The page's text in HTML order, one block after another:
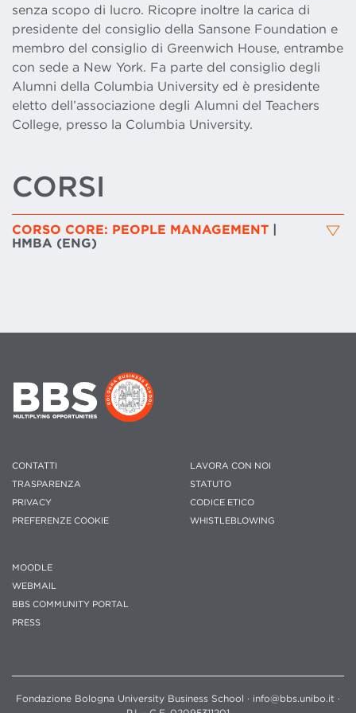
senza scopo di lucro. Ricopre inoltre la carica di
presidente del consiglio della Sansone Foundation e
membro del consiglio di Greenwich House, entrambe
con sede a New York. Fa parte del consiglio degli
Alumni della Columbia University ed è presidente
eletto dell’associazione degli Alumni del Teachers
College, presso la Columbia University.
CORSI
CORSO CORE: PEOPLE MANAGEMENT |
HMBA (ENG)
CONTATTI
TRASPARENZA
PRIVACY
PREFERENZE COOKIE
LAVORA CON NOI
STATUTO
CODICE ETICO
WHISTLEBLOWING
MOODLE
WEBMAIL
BBS COMMUNITY PORTAL
PRESS
Fondazione Bologna University Business School · info@bbs.unibo.it ·